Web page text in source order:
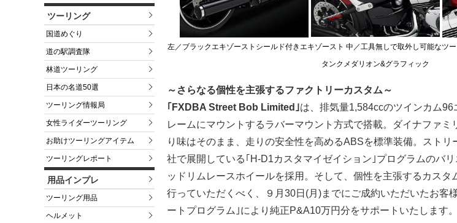
ツーリング
国道めぐり
道の駅調査隊
林道ツーリング
日本の名道50選
ツーリング情報局
女性ライダーツーリング
お助けツーリングアイテム
ツーリングレポート
用品インプレ
ツーリング用品
ヘルメット
左／ブラックエキゾーストシールド付きエキゾースト 中／工具無しで取外し可能なツ
タンクメダリオン&グラフィック
～さらなる個性を主張するファクトリーカスタム～
｢FXDBA Street Bob Limited｣は、排気量1,584ccのツインカム
レームにマウントするラバーマウント方式で搭載。ダイナファミ
り味はそのまま、走りの安全性を高めるABSを標準装備。ストリ
社で展開している｢H-D1カスタマイゼイション｣プログラムのバ
ッドリムレースホイールを採用。そして、個性を主張するカスタ
行っていただくべく、９月30日(月)までにご成約いただいたお客
ートプログラム｣により純正P&A10万円分をサポートいたします。